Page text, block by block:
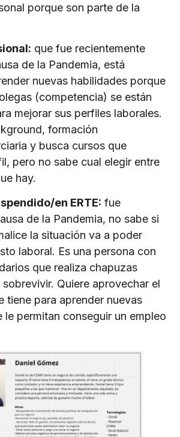
porque son parte de la
que fue recientemente
de la Pandemia, está
nuevas habilidades porque
(competencia) se están
mejorar sus perfiles laborales.
formación
y busca cursos que
pero no sabe cual elegir entre
hay.
en ERTE: fue
de la Pandemia, no sabe si
la situación va a poder
laboral. Es una persona con
que realiza chapuzas
Quiere aprovechar el
tiene para aprender nuevas
le permitan conseguir un empleo